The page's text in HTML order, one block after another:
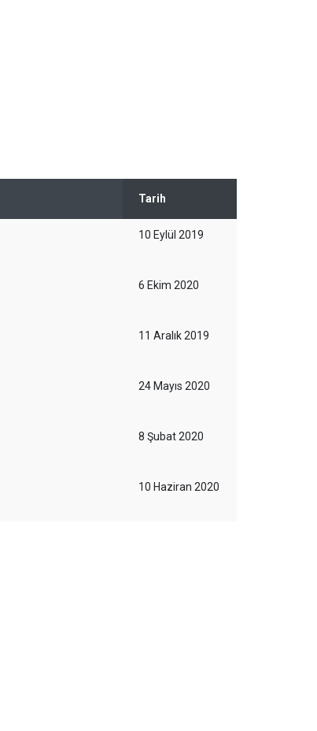
Tarih
10 Eylül 2019
6 Ekim 2020
11 Aralık 2019
24 Mayıs 2020
8 Şubat 2020
10 Haziran 2020